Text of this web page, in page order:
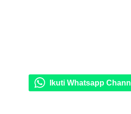
Ikuti Whatsapp